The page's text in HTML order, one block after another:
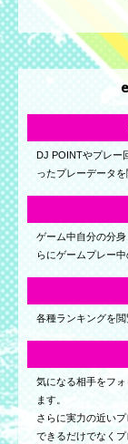
DJ POINTやプレー
ったプレーデータ
ゲーム中自分の分
らにゲームプレー
各種ランキングを
気になる相手をフ
ます。
さらに実力の近い
できるだけでなく